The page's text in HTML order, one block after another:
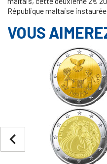
République maltaise instaurée
VOUS
navigate_before